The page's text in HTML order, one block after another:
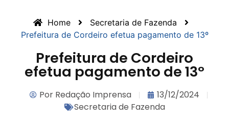
Home
Secretaria de Fazenda
Prefeitura de Cordeiro efetua pagamento de 13º
Prefeitura de Cordeiro
efetua pagamento de 13º
PorRedação Imprensa
13/12/2024
Secretaria de Fazenda